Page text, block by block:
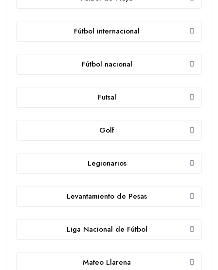
Fútbol internacional
Fútbol nacional
Futsal
Golf
Legionarios
Levantamiento de Pesas
Liga Nacional de Fútbol
Mateo Llarena